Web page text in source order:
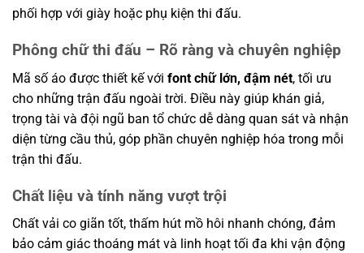
phối hợp với giày hoặc phụ kiện thi đấu.
Phông chữ thi đấu – Rõ ràng và chuyên nghiệp
Mã số áo được thiết kế với font chữ lớn, đậm nét, tối ưu
cho những trận đấu ngoài trời. Điều này giúp khán giả,
trọng tài và đội ngũ ban tổ chức dễ dàng quan sát và nhận
diện từng cầu thủ, góp phần chuyên nghiệp hóa trong mỗi
trận thi đấu.
Chất liệu và tính năng vượt trội
Chất vải co giãn tốt, thấm hút mồ hôi nhanh chóng, đảm
bảo cảm giác thoáng mát và linh hoạt tối đa khi vận động